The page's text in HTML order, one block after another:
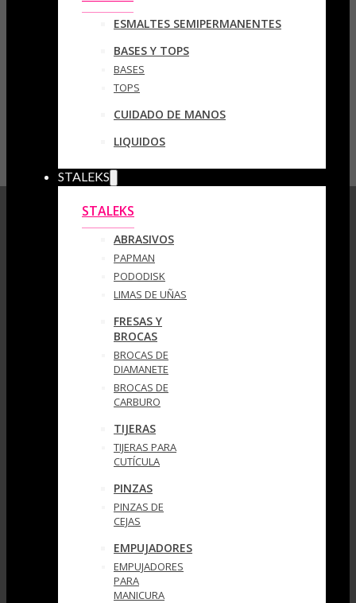
ESMALTES SEMIPERMANENTES
BASES Y TOPS
BASES
TOPS
CUIDADO DE MANOS
LIQUIDOS
STALEKS
STALEKS
ABRASIVOS
PAPMAN
PODODISK
LIMAS DE UÑAS
FRESAS Y
BROCAS
BROCAS DE
DIAMANETE
BROCAS DE
CARBURO
TIJERAS
TIJERAS PARA
CUTÍCULA
PINZAS
PINZAS DE
CEJAS
EMPUJADORES
EMPUJADORES
PARA
MANICURA